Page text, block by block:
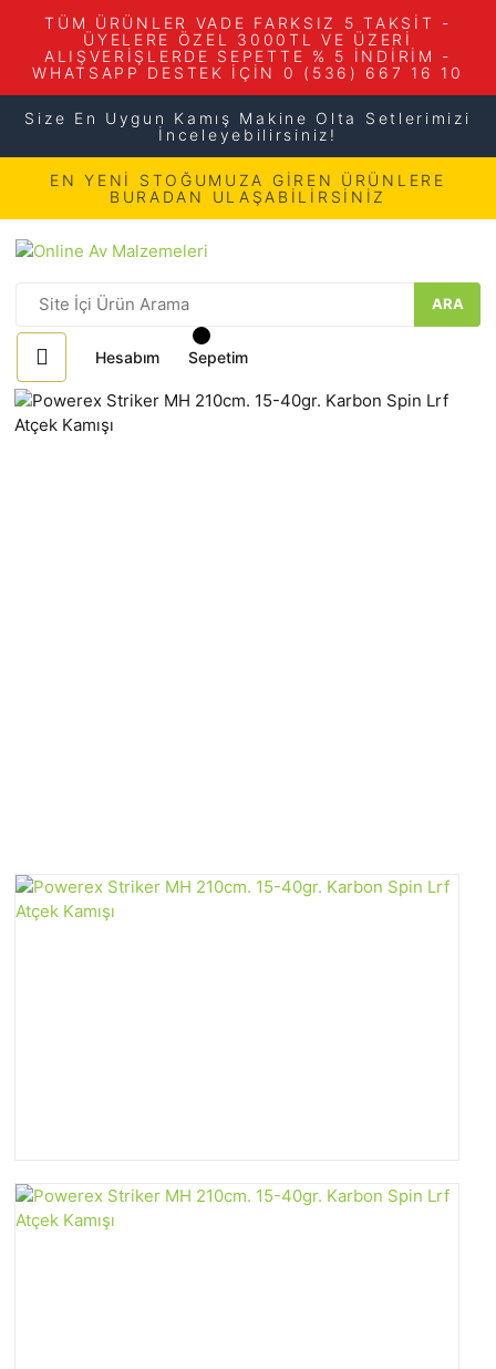
TÜM ÜRÜNLER VADE FARKSIZ 5 TAKSİT -
ÜYELERE ÖZEL 3000TL VE ÜZERİ
ALIŞVERİŞLERDE SEPETTE % 5 İNDİRİM -
WHATSAPP DESTEK İÇİN 0 (536) 667 16 10
Size En Uygun Kamış Makine Olta Setlerimizi
İnceleyebilirsiniz!
EN YENİ STOĞUMUZA GİREN ÜRÜNLERE
BURADAN ULAŞABİLİRSİNİZ
ARA
Hesabım Sepetim